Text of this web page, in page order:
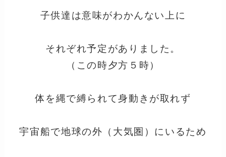
子供達は意味がわかんない上に
それぞれ予定がありました。
（この時夕方５時）
体を縄で縛られて身動きが取れず
宇宙船で地球の外（大気圏）にいるため